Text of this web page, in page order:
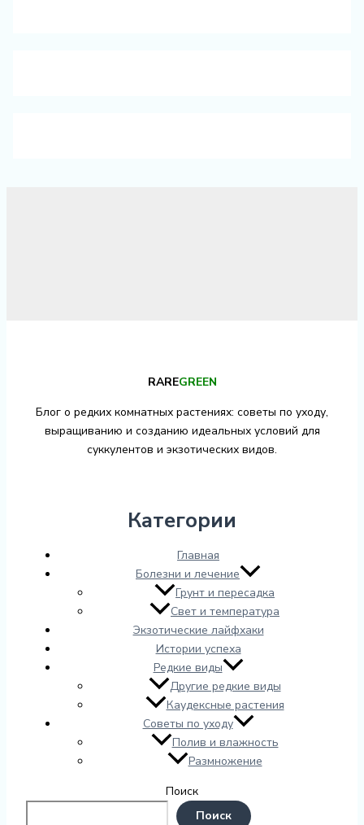
RAREGREEN
Блог о редких комнатных растениях: советы по уходу,
выращиванию и созданию идеальных условий для
суккулентов и экзотических видов.
Категории
Главная
Болезни и лечение
Грунт и пересадка
Свет и температура
Экзотические лайфхаки
Истории успеха
Редкие виды
Другие редкие виды
Каудексные растения
Советы по уходу
Полив и влажность
Размножение
Поиск
Поиск